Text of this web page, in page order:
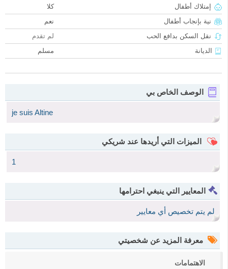
إمتلاك أطفال
كلا
نية بإنجاب أطفال
نعم
نقل السكن بدافع الحب
لم تقدم
الديانة
مسلم
الوصف الخاص بي
je suis Altine
الميزات التي أريدها عند شريكي
1
المعايير التي ينبغي احترامها
لم يتم تخصيص أي معايير
معرفة المزيد عن شخصيتي
الاهتمامات